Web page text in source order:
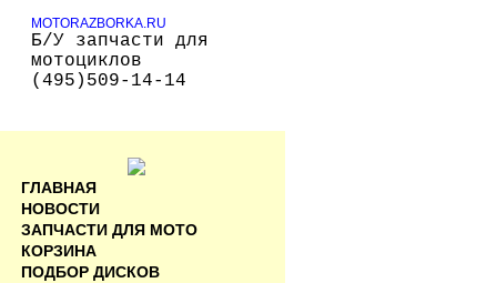
MOTORAZBORKA.RU
Б/У запчасти для
мотоциклов
(495)509-14-14
ГЛАВНАЯ
НОВОСТИ
ЗАПЧАСТИ ДЛЯ МОТО
КОРЗИНА
ПОДБОР ДИСКОВ